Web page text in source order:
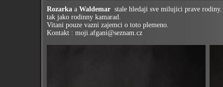
Rozarkaa Waldemarstale hledaji sve milujici prave rodiny.
tak jako rodinny kamarad.
Vitani pouze vazni zajemci o toto plemeno.
Kontakt : moji.afgani@seznam.cz